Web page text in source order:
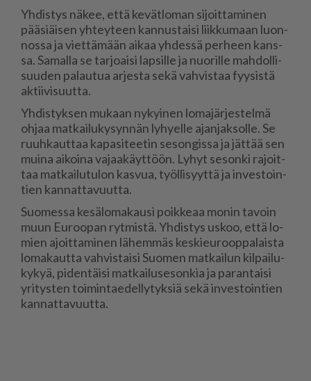
Yh­dis­tys nä­kee, et­tä ke­vät­lo­man si­joit­ta­mi­nen
pää­si­äi­sen yh­tey­teen kan­nus­tai­si liik­ku­maan luon­
nos­sa ja viet­tä­mään ai­kaa yh­des­sä per­heen kans­
sa. Sa­mal­la se tar­jo­ai­si lap­sil­le ja nuo­ril­le mah­dol­li­
suu­den pa­lau­tua ar­jes­ta sekä vah­vis­taa fyy­sis­tä
ak­tii­vi­suut­ta.
Yh­dis­tyk­sen mu­kaan ny­kyi­nen lo­ma­jär­jes­tel­mä
oh­jaa mat­kai­lu­ky­syn­nän ly­hy­el­le ajan­jak­sol­le. Se
ruuh­kaut­taa ka­pa­si­tee­tin se­son­gis­sa ja jät­tää sen
mui­na ai­koi­na va­jaa­käyt­töön. Ly­hyt se­son­ki ra­joit­
taa mat­kai­lu­tu­lon kas­vua, työl­li­syyt­tä ja in­ves­toin­
tien kan­nat­ta­vuut­ta.
Suo­mes­sa ke­sä­lo­ma­kau­si poik­ke­aa mo­nin ta­voin
muun Eu­roo­pan ryt­mis­tä. Yh­dis­tys us­koo, et­tä lo­
mien ajoit­ta­mi­nen lä­hem­mäs kes­kie­u­roop­pa­lais­ta
lo­ma­kaut­ta vah­vis­tai­si Suo­men mat­kai­lun kil­pai­lu­
ky­kyä, pi­den­täi­si mat­kai­lu­se­son­kia ja pa­ran­tai­si
yri­tys­ten toi­min­ta­e­del­ly­tyk­siä sekä in­ves­toin­tien
kan­nat­ta­vuut­ta.